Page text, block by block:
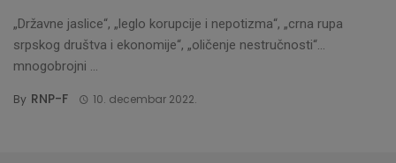
„Državne jaslice“, „leglo korupcije i nepotizma“, „crna rupa
srpskog društva i ekonomije“, „oličenje nestručnosti“…
mnogobrojni ...
By RNP-F 10. decembar 2022.